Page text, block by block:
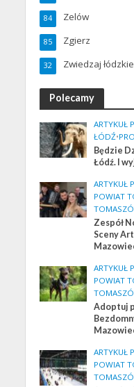
Zelów
84
Zgierz
85
Zwiedzaj łódzkie
32
Polecamy
ARTYKUŁ
ŁÓDŹ•
Będzie
Łódź. I
ARTYKUŁ
POWIAT
Zespół
Sceny
ARTYKUŁ
POWIAT
Adoptuj
ARTYKUŁ
POWIAT